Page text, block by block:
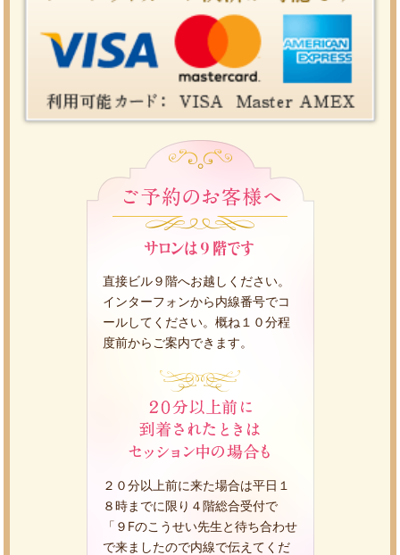
直接ビル９階へお越しください。
インターフォンから内線番号でコ
ールしてください。概ね１０分程
度前からご案内できます。
２０分以上前に来た場合は平日１
８時までに限り４階総合受付で
「９Fのこうせい先生と待ち合わせ
で来ましたので内線で伝えてくだ